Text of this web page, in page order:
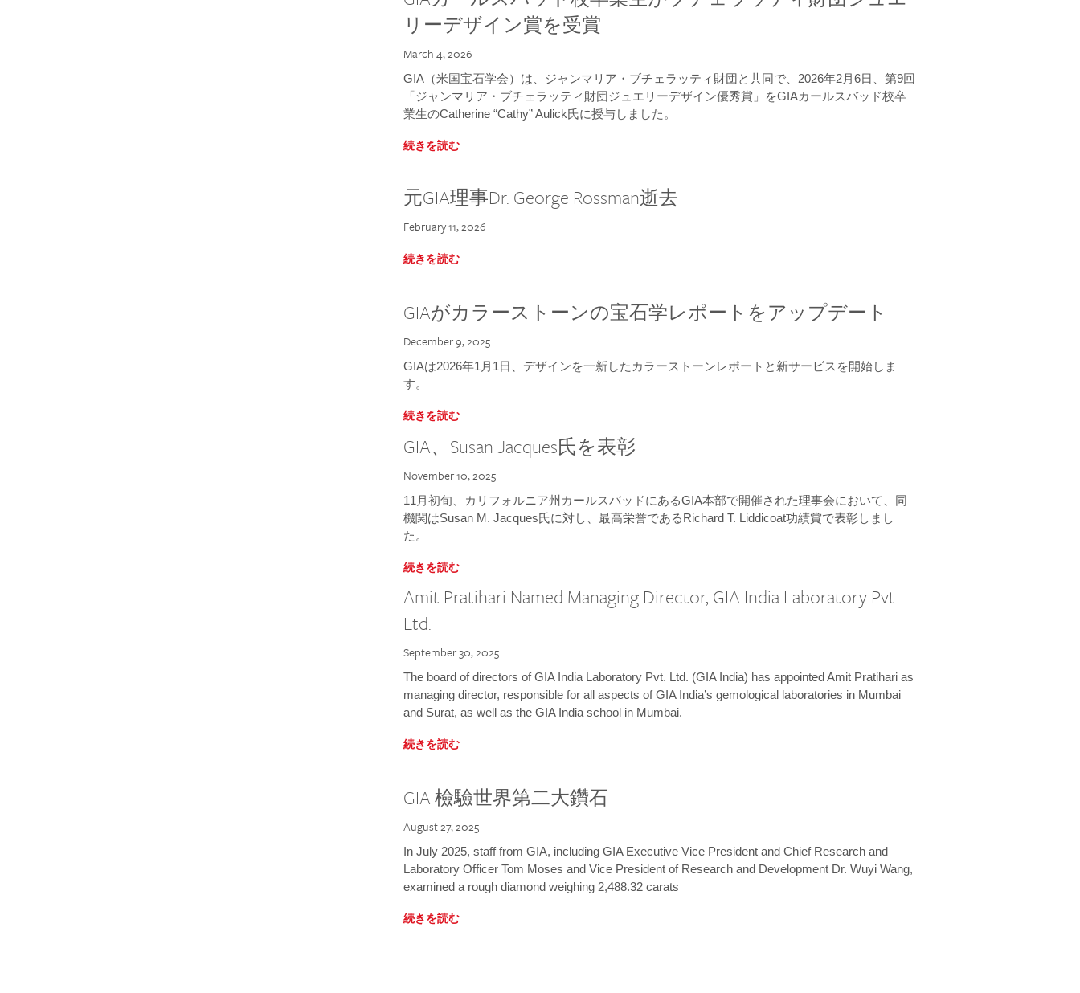
リーデザイン賞を受賞
March 4, 2026
GIA（米国宝石学会）は、ジャンマリア・ブチェラッティ財団と共同で、2026年2月6日、第9回
「ジャンマリア・ブチェラッティ財団ジュエリーデザイン優秀賞」をGIAカールスバッド校卒
業生のCatherine “Cathy” Aulick氏に授与しました。
続きを読む
元GIA理事Dr. George Rossman逝去
February 11, 2026
続きを読む
GIAがカラーストーンの宝石学レポートをアップデート
December 9, 2025
GIAは2026年1月1日、デザインを一新したカラーストーンレポートと新サービスを開始しま
す。
続きを読む
GIA、Susan Jacques氏を表彰
November 10, 2025
11月初旬、カリフォルニア州カールスバッドにあるGIA本部で開催された理事会において、同
機関はSusan M. Jacques氏に対し、最高栄誉であるRichard T. Liddicoat功績賞で表彰しまし
た。
続きを読む
Amit Pratihari Named Managing Director, GIA India Laboratory Pvt.
Ltd.
September 30, 2025
The board of directors of GIA India Laboratory Pvt. Ltd. (GIA India) has appointed Amit Pratihari as
managing director, responsible for all aspects of GIA India’s gemological laboratories in Mumbai
and Surat, as well as the GIA India school in Mumbai.
続きを読む
GIA 檢驗世界第二大鑽石
August 27, 2025
In July 2025, staff from GIA, including GIA Executive Vice President and Chief Research and
Laboratory Officer Tom Moses and Vice President of Research and Development Dr. Wuyi Wang,
examined a rough diamond weighing 2,488.32 carats
続きを読む